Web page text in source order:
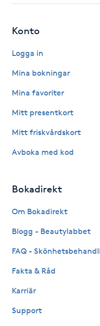
Herrklippning
HIFU
Hot Stone Massage
Hot yoga
Huduppstramning
Hyaluronsyra
Hyperhidros
Konto
Logga in
Mina bokningar
Mina favoriter
Mitt presentkort
Mitt friskvårdskort
Avboka med kod
Bokadirekt
Om Bokadirekt
Blogg - Beautylabbet
FAQ -
Fakta & Råd
Karriär
Support